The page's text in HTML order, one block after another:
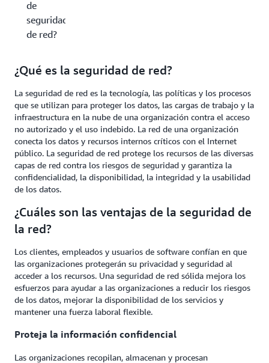
de
seguridad
de red?
¿Qué es la seguridad de red?
La seguridad de red es la tecnología, las políticas y los procesos
que se utilizan para proteger los datos, las cargas de trabajo y la
infraestructura en la nube de una organización contra el acceso
no autorizado y el uso indebido. La red de una organización
conecta los datos y recursos internos críticos con el Internet
público. La seguridad de red protege los recursos de las diversas
capas de red contra los riesgos de seguridad y garantiza la
confidencialidad, la disponibilidad, la integridad y la usabilidad
de los datos.
¿Cuáles son las ventajas de la seguridad de
la red?
Los clientes, empleados y usuarios de software confían en que
las organizaciones protegerán su privacidad y seguridad al
acceder a los recursos. Una seguridad de red sólida mejora los
esfuerzos para ayudar a las organizaciones a reducir los riesgos
de los datos, mejorar la disponibilidad de los servicios y
mantener una fuerza laboral flexible.
Proteja la información confidencial
Las organizaciones recopilan, almacenan y procesan